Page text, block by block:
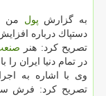
به گزارش پول من
تصریح كرد: هنر
در تمام دنیا ایران
وی با اشاره به
تصریح كرد: فرش